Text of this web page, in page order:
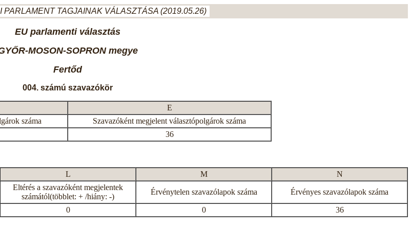
PARLAMENT TAGJAINAK VÁLASZTÁSA (2019.05.26)
EU parlamenti választás
MOSON-SOPRON megye
Fertőd
004. számú szavazókör
E
száma
Szavazóként megjelent választópolgárok száma
36
L M
N
Eltérés a szavazóként megjelentek
számától(többlet: + /hiány: -)
Érvénytelen szavazólapok száma Érvényes szavazólapok száma
0 0 36